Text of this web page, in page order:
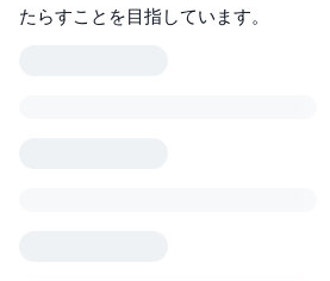
たらすことを目指しています。